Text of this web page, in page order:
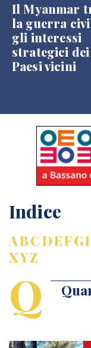
Il Myanmar
la guerra
gli interessi
strategici dei
Paesi vicini
Indice
ABCDEFG
XYZ
Q